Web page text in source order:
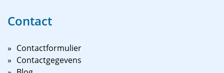
Contact
Contactformulier
Contactgegevens